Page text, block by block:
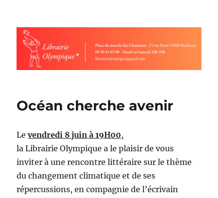
Librairie olympique
Océan cherche avenir
Levendredi 8 juin à 19H00,
la Librairie Olympique a le plaisir de vous
inviter à une rencontre littéraire sur le thème
du changement climatique et de ses
répercussions, en compagnie de l’écrivain